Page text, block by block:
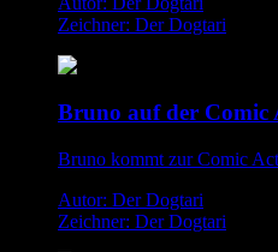
Zeichner: Der Dogtari
Bruno auf der Comic
Bruno kommt zur Comic
Autor: Der Dogtari
Zeichner: Der Dogtari